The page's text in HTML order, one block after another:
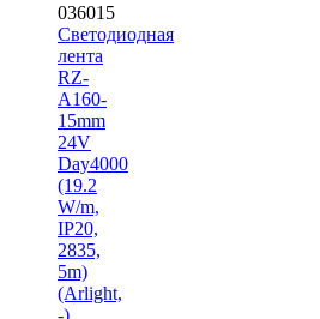
036015
Светодиодная
лента
RZ-
A160-
15mm
24V
Day4000
(19.2
W/m,
IP20,
2835,
5m)
(Arlight,
-)